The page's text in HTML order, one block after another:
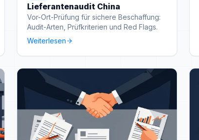
Lieferantenaudit China
Vor-Ort-Prüfung für sichere Beschaffung:
Audit-Arten, Prüfkriterien und Red Flags.
Weiterlesen